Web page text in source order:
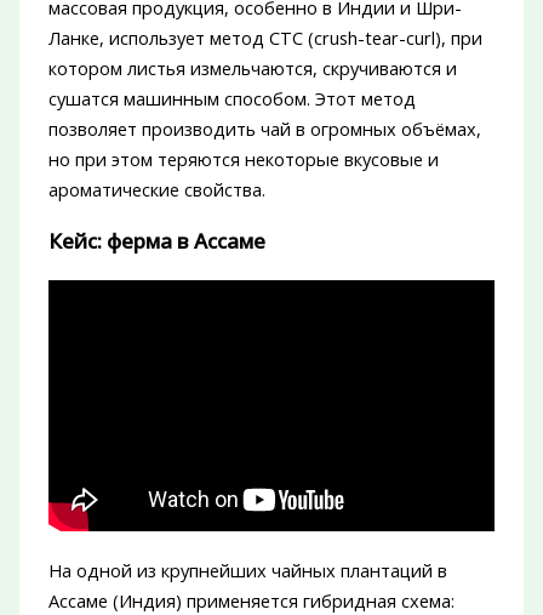
массовая продукция, особенно в Индии и Шри-
Ланке, использует метод CTC (crush-tear-curl), при
котором листья измельчаются, скручиваются и
сушатся машинным способом. Этот метод
позволяет производить чай в огромных объёмах,
но при этом теряются некоторые вкусовые и
ароматические свойства.
Кейс: ферма в Ассаме
На одной из крупнейших чайных плантаций в
Ассаме (Индия) применяется гибридная схема: